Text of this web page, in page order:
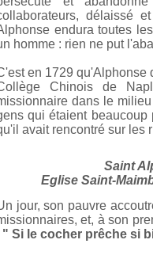
délaissé
endura toutes
homme : rien ne put
en 1729 qu'Alphonse
Chinois de
dans le
qui étaient
avait rencontré sur les
Saint
Eglise Saint-
jour, son pauvre
et, à son
" Si le cocher prêche si